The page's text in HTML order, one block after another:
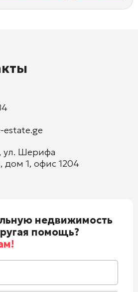
estate.ge
ул. Шерифа
1, офис 1204
недвижимость
помощь?